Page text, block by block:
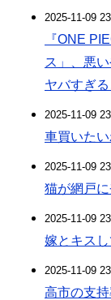
2025-11-09
『ONE
ス」、悪
ヤバすぎ
2025-11-09
車買いたい
2025-11-09
猫が網戸
2025-11-09
嫁とキスし
2025-11-09
高市の支